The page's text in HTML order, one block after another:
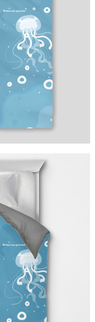
，並由商店將買賣／分期付款
帳單繳交帳款。
關係目的，商店將以您的個人
哥大進項蒐集、處理及利用，
認、核對及更正。
oppay.tw/userRule
視為有效，需透過AFTEE先享
帳頁面顯示為準，若有關於
問，請聯繫「AFTEE先享後付
support/home
先享後付」服務完成之交
並將交易相關給付款項請求債
：
監護人之同意方可使用
之損失，本公司不負相關責
冊。若發現惡意使用之情形，
用額度並採取法律行動。
費
不提供京站紙袋，取件時